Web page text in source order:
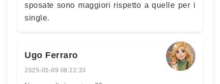
sposate sono maggiori rispetto a quelle per i
single.
Ugo Ferraro
2025-05-09 08:22:33